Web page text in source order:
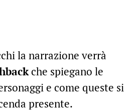
la narrazione verrà
che spiegano le
e come queste si
presente.